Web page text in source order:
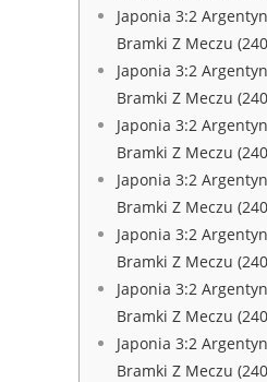
Japonia 3:2
Bramki Z Meczu
Japonia 3:2
Bramki Z Meczu
Japonia 3:2
Bramki Z Meczu
Japonia 3:2
Bramki Z Meczu
Japonia 3:2
Bramki Z Meczu
Japonia 3:2
Bramki Z Meczu
Japonia 3:2
Bramki Z Meczu